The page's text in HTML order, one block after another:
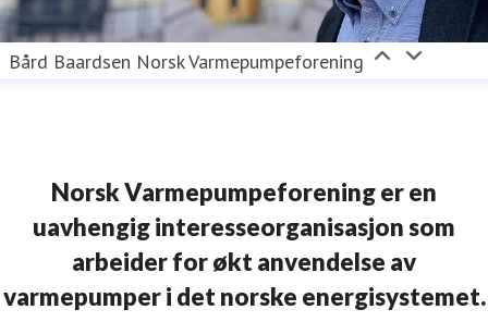
Bård Baardsen Norsk Varmepumpeforening
Norsk Varmepumpeforening er en
uavhengig interesseorganisasjon som
arbeider for økt anvendelse av
varmepumper i det norske energisystemet.